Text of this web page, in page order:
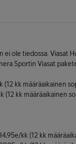
ole tiedossa. Viasat
Sportin Viasat
(12 kk määräaikainen
(12 kk määräaikainen
kk (12 kk